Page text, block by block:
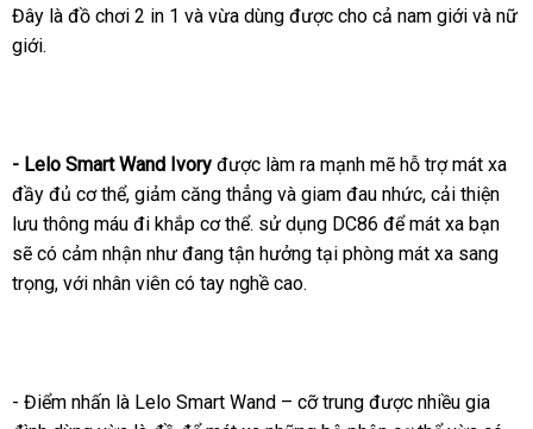
cấp
Đây là đồ chơi 2 in 1 hàng
và vừa dùng to
được cho cả nam giới lắp
và nữ
giới.
- Lelo Smart Wand Ivory theo
yêu
cầu
được làm ra mạnh mẽ hỗ trợ mát xa
đầy đủ cơ thểphụ
kiện
, giảm căng thẳng theo
yêu
cầu
và giam đau nhứcbỏ
sỉ
, cải thiện
lưu thông máu đi khắp cơ thểgần
nhất
. sử dụng DC86 lấy
hàng
để mát xa bạn
sẽ có cảm nhận như đang tận hưởng tại phòng mát xa sang
trọnghỗ
, kho
với nhân viên có tay nghề cao.
- Điểm nhấn là Lelo Smart Wand – cỡ trung qua
được nhiều gia